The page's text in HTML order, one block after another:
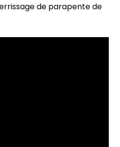
de parapente de